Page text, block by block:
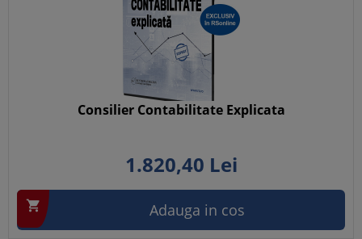
Consilier Contabilitate Explicata
1.820,40 Lei
 Adauga in cos